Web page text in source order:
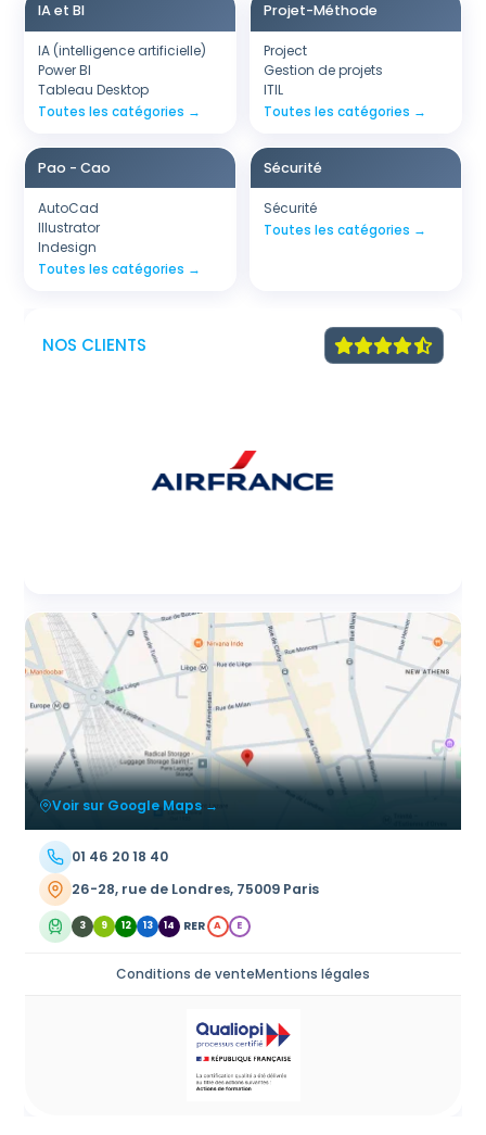
IA et BI
IA (intelligence artificielle)
Power BI
Tableau Desktop
Toutes les catégories →
Projet-Méthode
Project
Gestion de projets
ITIL
Toutes les catégories →
Pao - Cao
AutoCad
Illustrator
Indesign
Toutes les catégories →
Sécurité
Sécurité
Toutes les catégories →
NOS CLIENTS
Voir sur Google Maps →
01 46 20 18 40
26-28, rue de Londres, 75009 Paris
3 9 12 13 14 RER A E
Conditions de venteMentions légales